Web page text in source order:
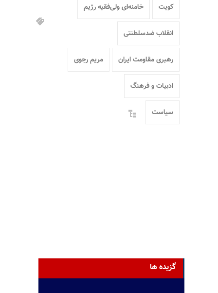
کویت خامنه‌ای ولی‌فقیه رژیم
انقلاب ضدسلطنتی
رهبری مقاومت ایران مریم رجوی
ادبیات و فرهنگ
سیاست
گزیده ها